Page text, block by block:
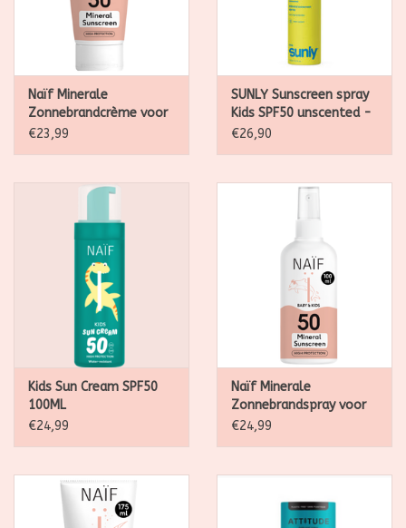
Naïf Minerale
Zonnebrandcrème voor
Baby & Kids Factor 50
€23,99
SUNLY Sunscreen spray
Kids SPF50 unscented -
75ml
€26,90
Kids Sun Cream SPF50
100ML
€24,99
Naïf Minerale
Zonnebrandspray voor
Baby & Kids Factor 50
€24,99